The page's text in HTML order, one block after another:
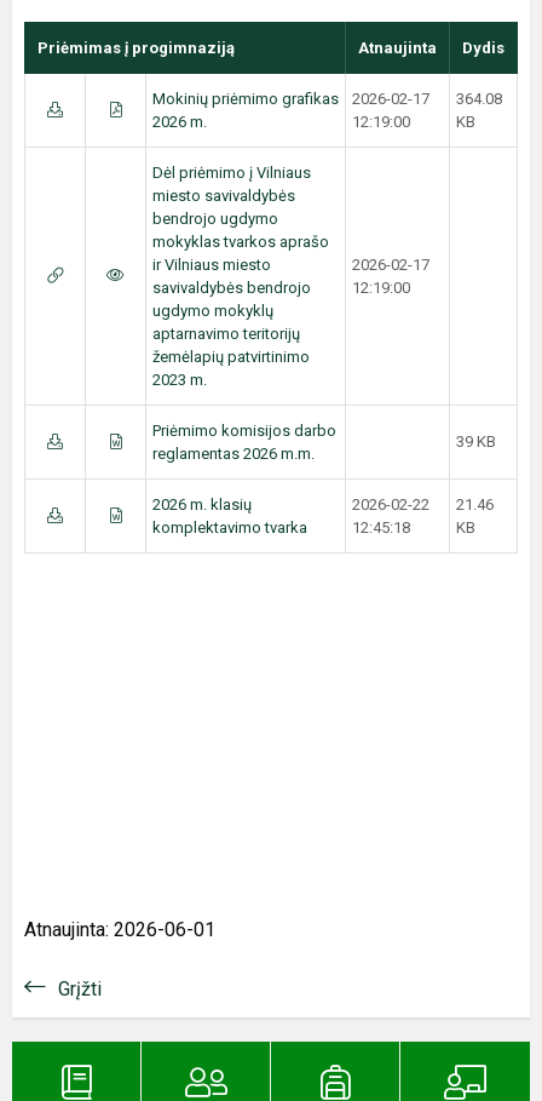
Priėmimas į progimnaziją Atnaujinta Dydis
Mokinių priėmimo grafikas
2026 m.
2026-02-17
12:19:00
364.08
KB
Dėl priėmimo į Vilniaus
miesto savivaldybės
bendrojo ugdymo
mokyklas tvarkos aprašo
ir Vilniaus miesto
savivaldybės bendrojo
ugdymo mokyklų
aptarnavimo teritorijų
žemėlapių patvirtinimo
2023 m.
2026-02-17
12:19:00
Priėmimo komisijos darbo
reglamentas 2026 m.m.
39 KB
2026 m. klasių
komplektavimo tvarka
2026-02-22
12:45:18
21.46
KB
Atnaujinta: 2026-06-01
Grįžti